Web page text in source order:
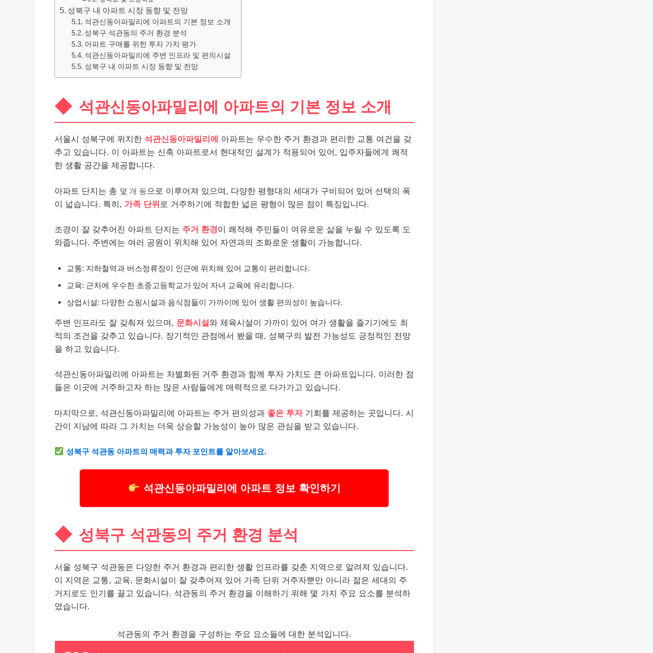
성북구 내 아파트 시장 동향 및 전망
석관신동아파밀리에 아파트의 기본 정보 소개
성북구 석관동의 주거 환경 분석
아파트 구매를 위한 투자 가치 평가
석관신동아파밀리에 주변 인프라 및 편의시설
성북구 내 아파트 시장 동향 및 전망
석관신동아파밀리에 아파트의 기본 정보 소개
서울시 성북구에 위치한 석관신동아파밀리에
아파트는 우수한 주거 환경과 편리한 교통 여건을 갖
추고 있습니다. 이 아파트는 신축 아파트로서 현대적인 설계가 적용되어 있어, 입주자들에게 쾌적
한 생활 공간을 제공합니다.
아파트 단지는 총 몇 개 동으로 이루어져 있으며, 다양한 평형대의 세대가 구비되어 있어 선택의 폭
이 넓습니다. 특히, 가족 단위 로 거주하기에 적합한 넓은 평형이 많은 점이 특징입니다.
조경이 잘 갖추어진 아파트 단지는 주거 환경이 쾌적해 주민들이 여유로운 삶을 누릴 수 있도록 도
와줍니다. 주변에는 여러 공원이 위치해 있어 자연과의 조화로운 생활이 가능합니다.
교통: 지하철역과 버스정류장이 인근에 위치해 있어 교통이 편리합니다.
교육: 근처에 우수한 초중고등학교가 있어 자녀 교육에 유리합니다.
상업시설: 다양한 쇼핑시설과 음식점들이 가까이에 있어 생활 편의성이 높습니다.
주변 인프라도 잘 갖춰져 있으며, 문화시설 와 체육시설이 가까이 있어 여가 생활을 즐기기에도 최
적의 조건을 갖추고 있습니다. 장기적인 관점에서 봤을 때, 성북구의 발전 가능성도 긍정적인 전망
을 하고 있습니다.
석관신동아파밀리에 아파트는 차별화된 거주 환경과 함께 투자 가치도 큰 아파트입니다. 이러한 점
들은 이곳에 거주하고자 하는 많은 사람들에게 매력적으로 다가가고 있습니다.
마지막으로, 석관신동아파밀리에 아파트는 주거 편의성과 좋은 투자기회를 제공하는 곳입니다. 시
간이 지남에 따라 그 가치는 더욱 상승할 가능성이 높아 많은 관심을 받고 있습니다.
성북구 석관동 아파트의 매력과 투자 포인트를 알아보세요.
석관신동아파밀리에 아파트 정보 확인하기
성북구 석관동의 주거 환경 분석
서울 성북구 석관동은 다양한 주거 환경과 편리한 생활 인프라를 갖춘 지역으로 알려져 있습니다.
이 지역은 교통, 교육, 문화시설이 잘 갖추어져 있어 가족 단위 거주자뿐만 아니라 젊은 세대의 주
거지로도 인기를 끌고 있습니다. 석관동의 주거 환경을 이해하기 위해 몇 가지 주요 요소를 분석하
였습니다.
석관동의 주거 환경을 구성하는 주요 요소들에 대한 분석입니다.